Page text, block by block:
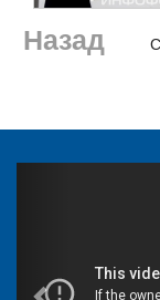
Назад